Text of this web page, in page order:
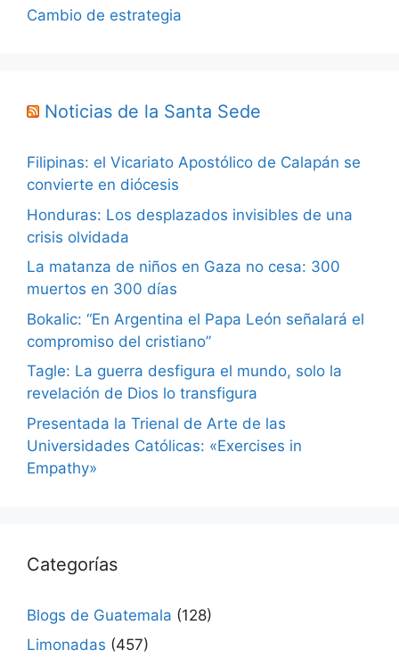
Cambio de estrategia
Noticias de la Santa Sede
Filipinas: el Vicariato Apostólico de Calapán se
convierte en diócesis
Honduras: Los desplazados invisibles de una
crisis olvidada
La matanza de niños en Gaza no cesa: 300
muertos en 300 días
Bokalic: “En Argentina el Papa León señalará el
compromiso del cristiano”
Tagle: La guerra desfigura el mundo, solo la
revelación de Dios lo transfigura
Presentada la Trienal de Arte de las
Universidades Católicas: «Exercises in
Empathy»
Categorías
Blogs de Guatemala (128)
Limonadas (457)